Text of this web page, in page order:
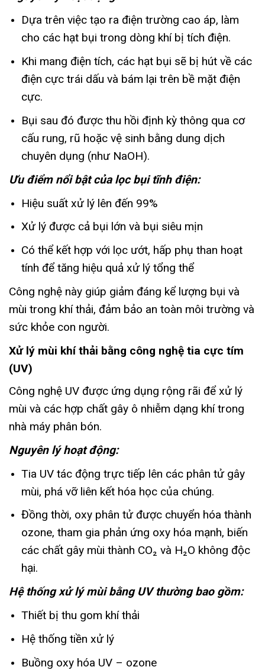
Dựa trên việc tạo ra điện trường cao áp, làm
cho các hạt bụi trong dòng khí bị tích điện.
Khi mang điện tích, các hạt bụi sẽ bị hút về các
điện cực trái dấu và bám lại trên bề mặt điện
cực.
Bụi sau đó được thu hồi định kỳ thông qua cơ
cấu rung, rũ hoặc vệ sinh bằng dung dịch
chuyên dụng (như NaOH).
Ưu điểm nổi bật của lọc bụi tĩnh điện:
Hiệu suất xử lý lên đến 99%
Xử lý được cả bụi lớn và bụi siêu mịn
Có thể kết hợp với lọc ướt, hấp phụ than hoạt
tính để tăng hiệu quả xử lý tổng thể
Công nghệ này giúp giảm đáng kể lượng bụi và
mùi trong khí thải, đảm bảo an toàn môi trường và
sức khỏe con người.
Xử lý mùi khí thải bằng công nghệ tia cực tím
(UV)
Công nghệ UV được ứng dụng rộng rãi để xử lý
mùi và các hợp chất gây ô nhiễm dạng khí trong
nhà máy phân bón.
Nguyên lý hoạt động:
Tia UV tác động trực tiếp lên các phân tử gây
mùi, phá vỡ liên kết hóa học của chúng.
Đồng thời, oxy phân tử được chuyển hóa thành
ozone, tham gia phản ứng oxy hóa mạnh, biến
các chất gây mùi thành CO₂ và H₂O không độc
hại.
Hệ thống xử lý mùi bằng UV thường bao gồm:
Thiết bị thu gom khí thải
Hệ thống tiền xử lý
Buồng oxy hóa UV – ozone